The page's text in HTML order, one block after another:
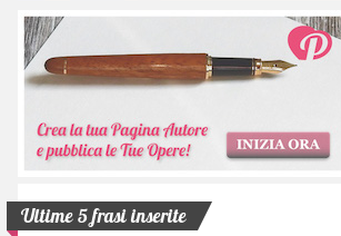
Ultime 5 frasi inserite